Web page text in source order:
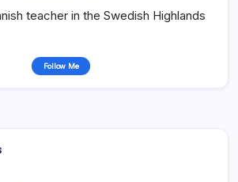
teacher in the Swedish Highlands
Follow Me